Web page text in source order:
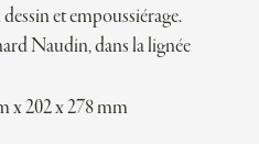
et empoussiérage.
Naudin, dans la lignée
x 202 x 278 mm